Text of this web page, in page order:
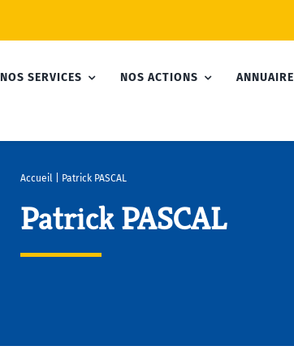
NOS SERVICES NOS ACTIONS ANNUAIRE
Accueil| Patrick PASCAL
Patrick PASCAL